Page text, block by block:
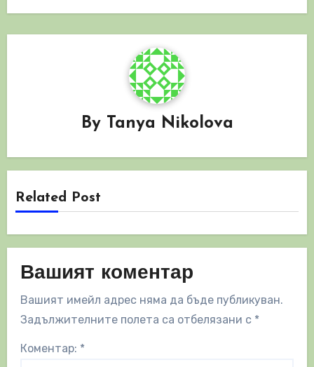
By Tanya Nikolova
Related Post
Вашият коментар
Вашият имейл адрес няма да бъде публикуван.
Задължителните полета са отбелязани с *
Коментар: *